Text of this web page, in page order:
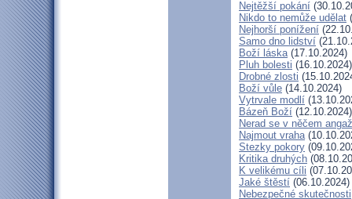
Nejtěžší pokání
Nikdo to nemůže udělat
Nejhorší ponížení
Samo dno lidství
Boží láska(17.10.2024)
Pluh bolesti (16.10.2024)
Drobné zlosti
Boží vůle (14.10.2024)
Vytrvale modlí
Bázeň Boží (12.10.2024)
Nerad se v něčem
Najmout vraha
Stezky pokory
Kritika druhých
K velikému cíli
Jaké štěstí (06.10.2024)
Nebezpečné skutečnosti